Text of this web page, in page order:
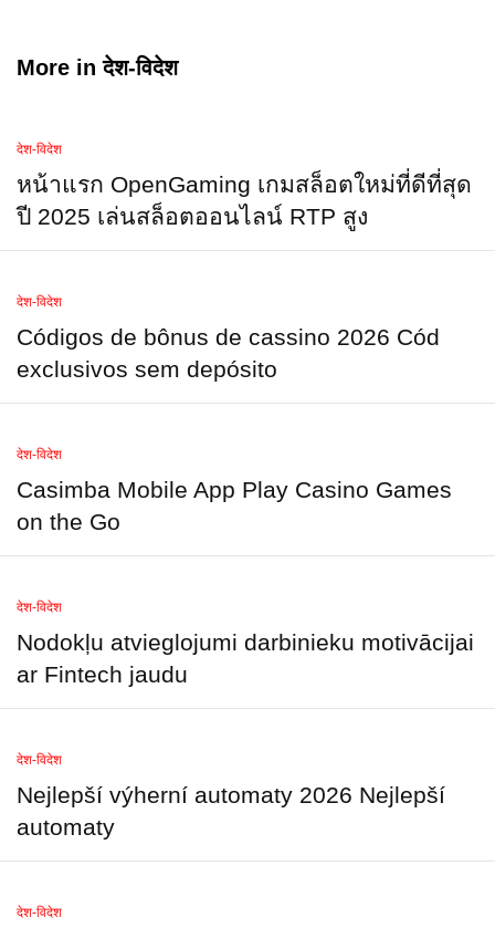
More inदेश-विदेश
देश-विदेश
หน้าแรก OpenGaming เกมสล็อตใหม่ที่ดีที่สุด
ปี 2025 เล่นสล็อตออนไลน์ RTP สูง
देश-विदेश
Códigos de bônus de cassino 2026 Cód
exclusivos sem depósito
देश-विदेश
Casimba Mobile App Play Casino Games
on the Go
देश-विदेश
Nodokļu atvieglojumi darbinieku motivācijai
ar Fintech jaudu
देश-विदेश
Nejlepší výherní automaty 2026 Nejlepší
automaty
देश-विदेश